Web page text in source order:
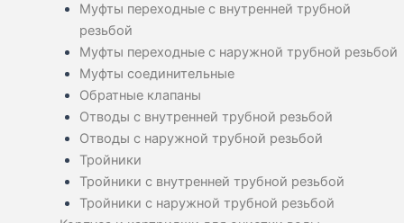
Муфты переходные с внутренней трубной
резьбой
Муфты переходные с наружной трубной резьбой
Муфты соединительные
Обратные клапаны
Отводы с внутренней трубной резьбой
Отводы с наружной трубной резьбой
Тройники
Тройники с внутренней трубной резьбой
Тройники с наружной трубной резьбой